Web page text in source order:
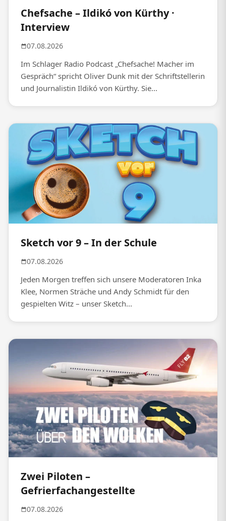
Chefsache – Ildikó von Kürthy ·
Interview
07.08.2026
Im Schlager Radio Podcast „Chefsache! Macher im
Gespräch“ spricht Oliver Dunk mit der Schriftstellerin
und Journalistin Ildikó von Kürthy. Sie...
Sketch vor 9 – In der Schule
07.08.2026
Jeden Morgen treffen sich unsere Moderatoren Inka
Klee, Normen Sträche und Andy Schmidt für den
gespielten Witz – unser Sketch...
Zwei Piloten –
Gefrierfachangestellte
07.08.2026